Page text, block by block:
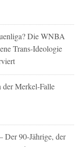
Die WNBA
Trans-Ideologie
der Merkel-Falle
90-Jährige, der